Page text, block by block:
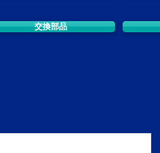
交換部品